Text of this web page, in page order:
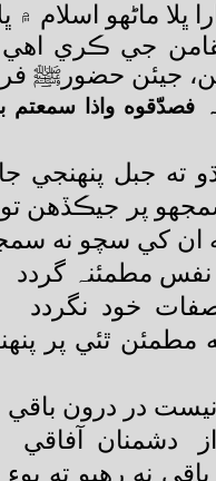
ماڻهو اسلام ۾
جي ڪري
جيئن حضورﷺ
فصدّقوه واذا سمعتم
ته جبل پنهنجي
پر جيڪڏهن
ان کي سچو نه
نفس مطمئنہ گردد
خود نگردد
مطمئن ٿئي پر
در درون باقي
دشمنان آفاقي
نه رهيو ته